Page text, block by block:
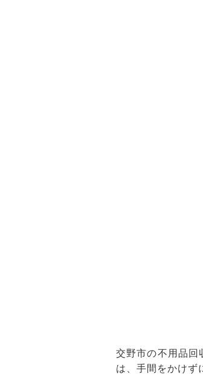
交野市の不用品回
は、手間をかけず